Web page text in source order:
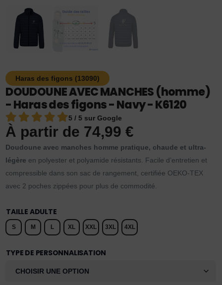
Haras des figons (13090)
DOUDOUNE AVEC MANCHES (homme)
- Haras des figons - Navy - K6120
5 / 5 sur Google
À partir de 74,99€
Doudoune avec manches homme pratique, chaude et ultra-
légère en polyester et polyamide résistants. Facile d’entretien et
compressible dans son sac de rangement, certifiée OEKO-TEX
avec 2 poches zippées pour plus de commodité.
TAILLE ADULTE
S M L XL XXL 3XL 4XL
TYPE DE PERSONNALISATION